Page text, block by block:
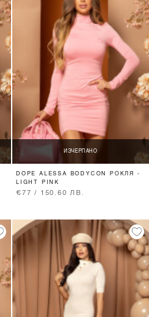
ИЗЧЕРПАНО
DOPE ALESSA BODYCON РОКЛЯ -
LIGHT PINK
€77 / 150.60 ЛВ.